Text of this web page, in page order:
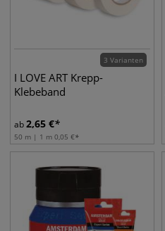
3 Varianten
I LOVE ART Krepp-
Klebeband
ab2,65 €
50 m | 1 m 0,05 €